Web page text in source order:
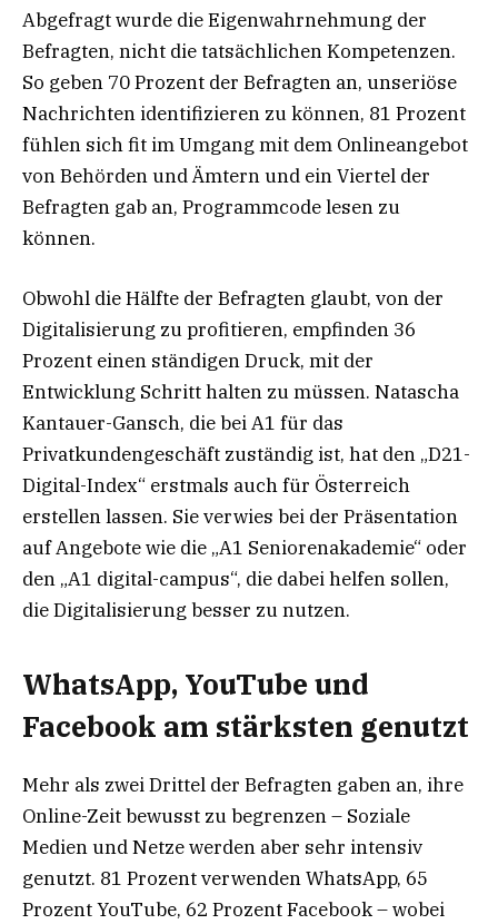
Abgefragt wurde die Eigenwahrnehmung der
Befragten, nicht die tatsächlichen Kompetenzen.
So geben 70 Prozent der Befragten an, unseriöse
Nachrichten identifizieren zu können, 81 Prozent
fühlen sich fit im Umgang mit dem Onlineangebot
von Behörden und Ämtern und ein Viertel der
Befragten gab an, Programmcode lesen zu
können.
Obwohl die Hälfte der Befragten glaubt, von der
Digitalisierung zu profitieren, empfinden 36
Prozent einen ständigen Druck, mit der
Entwicklung Schritt halten zu müssen. Natascha
Kantauer-Gansch, die bei A1 für das
Privatkundengeschäft zuständig ist, hat den „D21-
Digital-Index“ erstmals auch für Österreich
erstellen lassen. Sie verwies bei der Präsentation
auf Angebote wie die „A1 Seniorenakademie“ oder
den „A1 digital-campus“, die dabei helfen sollen,
die Digitalisierung besser zu nutzen.
WhatsApp, YouTube und
Facebook am stärksten genutzt
Mehr als zwei Drittel der Befragten gaben an, ihre
Online-Zeit bewusst zu begrenzen – Soziale
Medien und Netze werden aber sehr intensiv
genutzt. 81 Prozent verwenden WhatsApp, 65
Prozent YouTube, 62 Prozent Facebook – wobei